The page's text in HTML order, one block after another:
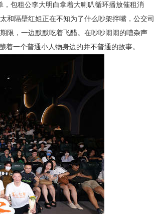
包租公李大明白拿着大喇叭循环播放催租消
和隔壁红姐正在不知为了什么吵架拌嘴，公交司
限，一边默默吃着飞醋。在吵吵闹闹的嘈杂声
着一个普通小人物身边的并不普通的故事。